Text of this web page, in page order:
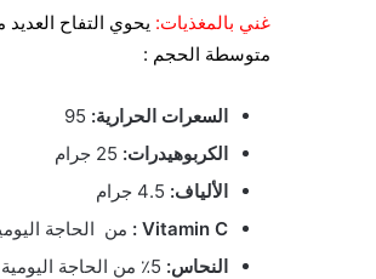
غني بالمغذيات: يحوي التفاح
متوسطة الحجم :
السعرات الحرارية:
الكربوهيدرات:
الألياف:
Vitamin C :
من الحاجة اليومية
النحاس: